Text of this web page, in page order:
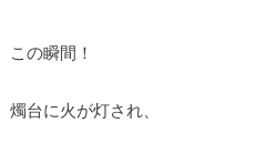
この瞬間！
燭台に火が灯され、